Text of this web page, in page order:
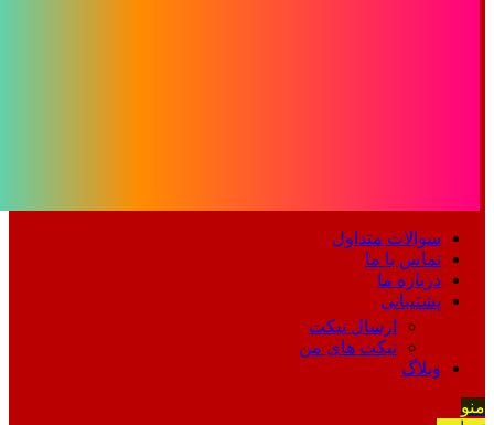
سوالات متداول
تماس با ما
درباره ما
پشتیبانی
ارسال تیکت
تیکت های من
وبلاگ
منو